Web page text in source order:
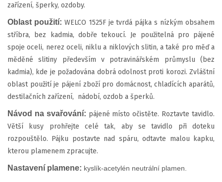
zařízení, šperky, ozdoby.
Oblast použití: WELCO 1525F je tvrdá pájka s nízkým obsahem
stříbra, bez kadmia, dobře tekoucí. Je použitelná pro pájené
spoje oceli, nerez oceli, niklu a niklových slitin, a také pro měď a
měděné slitiny především v potravinářském průmyslu (bez
kadmia), kde je požadována dobrá odolnost proti korozi. Zvláštní
oblast použití je pájení zboží pro domácnost, chladících aparátů,
destilačních zařízení, nádobí, ozdob a šperků.
Návod na svařování: pájené místo očistěte. Roztavte tavidlo.
Větší kusy prohřejte celé tak, aby se tavidlo při doteku
rozpouštělo. Pájku postavte nad spáru, odtavte malou kapku,
kterou plamenem zpracujte.
Nastavení plamene: kyslík-acetylén neutrální plamen.